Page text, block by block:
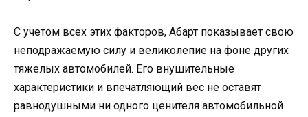
С учетом всех этих факторов, Абарт показывает свою
неподражаемую силу и великолепие на фоне других
тяжелых автомобилей. Его внушительные
характеристики и впечатляющий вес не оставят
равнодушными ни одного ценителя автомобильной